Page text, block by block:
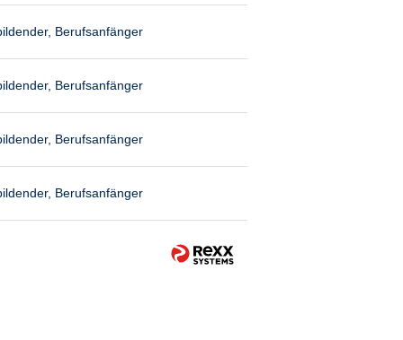
Berufsanfänger
Berufsanfänger
Berufsanfänger
Berufsanfänger